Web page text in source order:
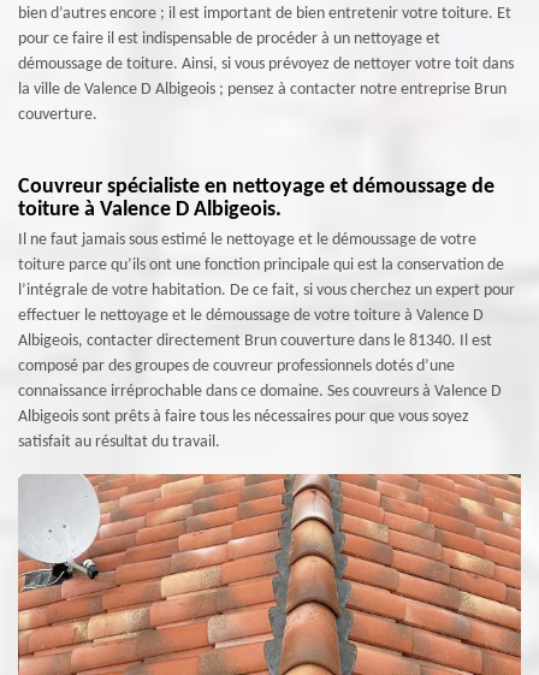
bien d’autres encore ; il est important de bien entretenir votre toiture. Et
pour ce faire il est indispensable de procéder à un nettoyage et
démoussage de toiture. Ainsi, si vous prévoyez de nettoyer votre toit dans
la ville de Valence D Albigeois ; pensez à contacter notre entreprise Brun
couverture.
Couvreur spécialiste en nettoyage et démoussage de
toiture à Valence D Albigeois.
Il ne faut jamais sous estimé le nettoyage et le démoussage de votre
toiture parce qu’ils ont une fonction principale qui est la conservation de
l’intégrale de votre habitation. De ce fait, si vous cherchez un expert pour
effectuer le nettoyage et le démoussage de votre toiture à Valence D
Albigeois, contacter directement Brun couverture dans le 81340. Il est
composé par des groupes de couvreur professionnels dotés d’une
connaissance irréprochable dans ce domaine. Ses couvreurs à Valence D
Albigeois sont prêts à faire tous les nécessaires pour que vous soyez
satisfait au résultat du travail.